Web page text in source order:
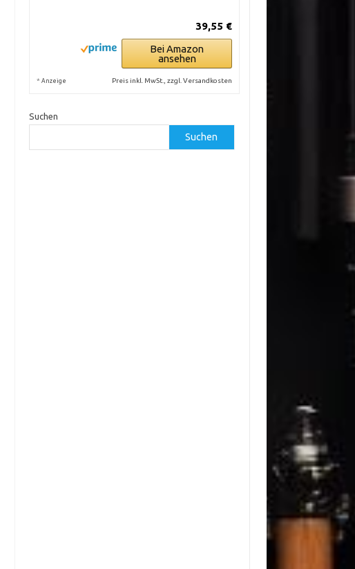
39,55 €
Bei Amazon
ansehen
* Anzeige Preis inkl. MwSt., zzgl. Versandkosten
Suchen
Suchen